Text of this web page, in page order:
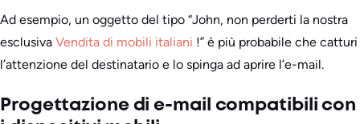
Ad esempio, un oggetto del tipo “John, non perderti la nostra
esclusiva Vendita di mobili italiani !” è più probabile che catturi
l’attenzione del destinatario e lo spinga ad aprire l’e-mail.
Progettazione di e-mail compatibili con